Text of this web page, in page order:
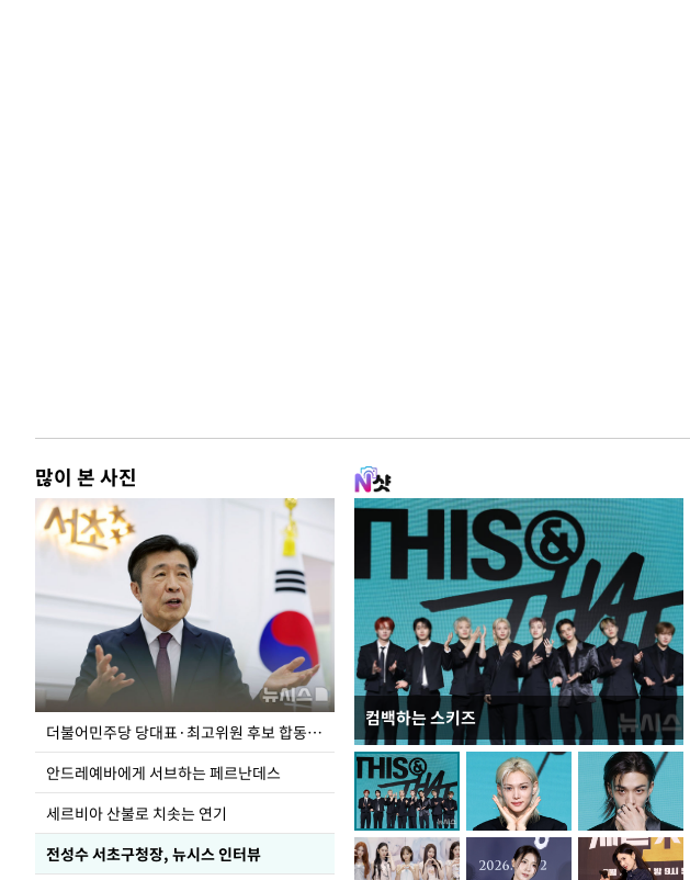
많이 본 사진
더불어민주당 당대표·최고위원 후보 합동연설회
안드레예바에게 서브하는 페르난데스
세르비아 산불로 치솟는 연기
전성수 서초구청장, 뉴시스 인터뷰
컴백하는 스키즈
이 대통령, 국가폭력 피해자에 위로·사과…"국가
가 책임지고 치유"